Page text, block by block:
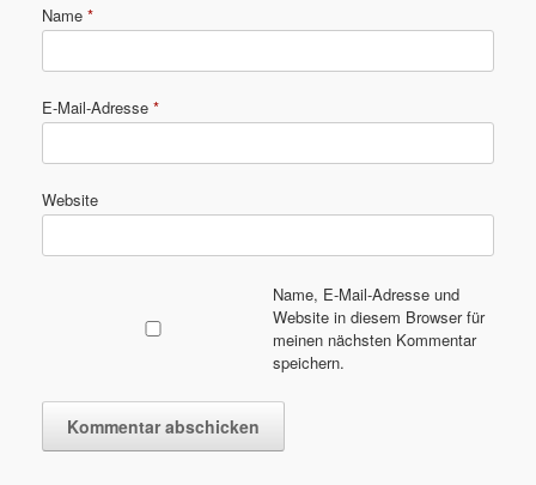
Name *
E-Mail-Adresse *
Website
Name, E-Mail-Adresse und
Website in diesem Browser für
meinen nächsten Kommentar
speichern.